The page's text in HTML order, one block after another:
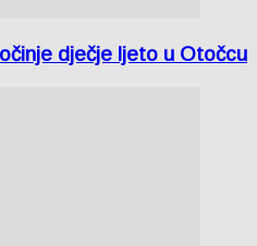
dječje ljeto u Otočcu